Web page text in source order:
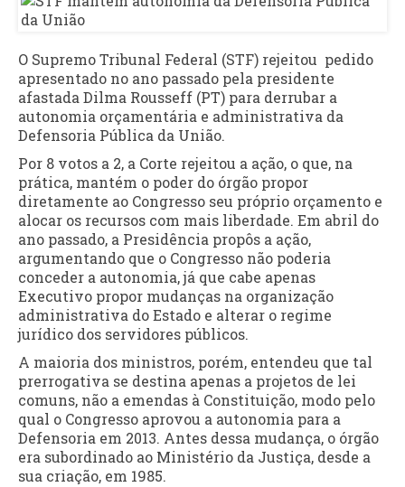
O Supremo Tribunal Federal (STF) rejeitou pedido
apresentado no ano passado pela presidente
afastada Dilma Rousseff (PT) para derrubar a
autonomia orçamentária e administrativa da
Defensoria Pública da União.
Por 8 votos a 2, a Corte rejeitou a ação, o que, na
prática, mantém o poder do órgão propor
diretamente ao Congresso seu próprio orçamento e
alocar os recursos com mais liberdade. Em abril do
ano passado, a Presidência propôs a ação,
argumentando que o Congresso não poderia
conceder a autonomia, já que cabe apenas
Executivo propor mudanças na organização
administrativa do Estado e alterar o regime
jurídico dos servidores públicos.
A maioria dos ministros, porém, entendeu que tal
prerrogativa se destina apenas a projetos de lei
comuns, não a emendas à Constituição, modo pelo
qual o Congresso aprovou a autonomia para a
Defensoria em 2013. Antes dessa mudança, o órgão
era subordinado ao Ministério da Justiça, desde a
sua criação, em 1985.